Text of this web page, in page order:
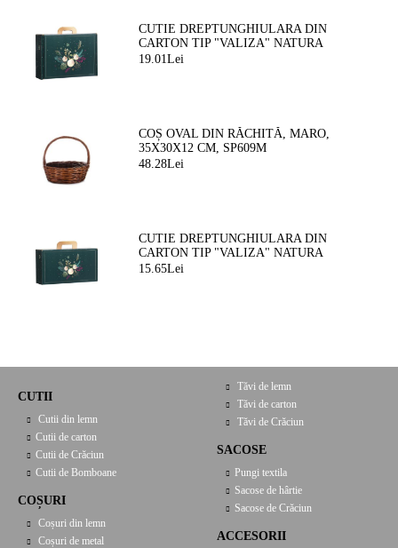
CUTIE DREPTUNGHIULARA DIN
CARTON TIP "VALIZA" NATURA
FERMECATA VERDE/AURIE, 34,2 X
19.01Lei
COȘ OVAL DIN RĂCHITĂ, MARO,
35X30X12 CM, SP609M
48.28Lei
CUTIE DREPTUNGHIULARA DIN
CARTON TIP "VALIZA" NATURA
FERMEATA VERDE/AURIE, 33,0 X 18,5
15.65Lei
CUTII
Cutii din lemn
Cutii de carton
Cutii de Crăciun
Cutii de Bomboane
COȘURI
Coșuri din lemn
Coșuri de metal
Tăvi de lemn
Tăvi de carton
Tăvi de Crăciun
SACOSE
Pungi textila
Sacose de hârtie
Sacose de Crăciun
ACCESORII